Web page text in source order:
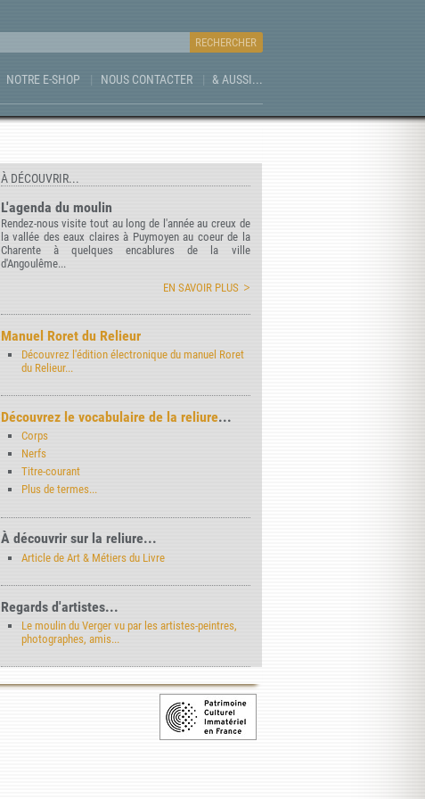
NOTRE E-SHOP NOUS CONTACTER & AUSSI...
À DÉCOUVRIR...
L'agenda du moulin
Rendez-nous visite tout au long de l'année au creux de
la vallée des eaux claires à Puymoyen au coeur de la
Charente à quelques encablures de la ville
d'Angoulême...
EN SAVOIR PLUS
Manuel Roret du Relieur
Découvrez l'édition électronique du manuel Roret
du Relieur...
Découvrez le vocabulaire de la reliure...
Corps
Nerfs
Titre-courant
Plus de termes...
À découvrir sur la reliure...
Article de Art & Métiers du Livre
Regards d'artistes...
Le moulin du Verger vu par les artistes-peintres,
photographes, amis...